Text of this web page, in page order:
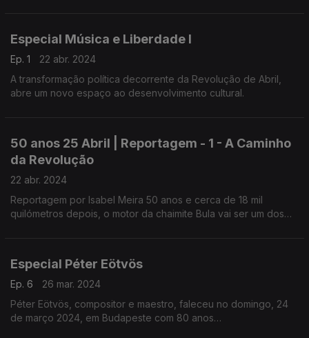
Especial Música e Liberdade I
Ep. 1
22 abr. 2024
A transformação política decorrente da Revolução de Abril,
abre um novo espaço ao desenvolvimento cultural.
50 anos 25 Abril | Reportagem - 1 - A Caminho
da Revolução
22 abr. 2024
Reportagem por Isabel Meira 50 anos e cerca de 18 mil
quilómetros depois, o motor da chaimite Bula vai ser um dos
Especial Péter Eötvös
Ep. 6
26 mar. 2024
Péter Eötvös, compositor e maestro, faleceu no domingo, 24
de março 2024, em Budapeste com 80 anos